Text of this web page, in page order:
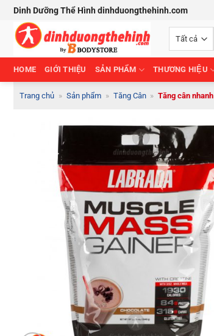
Dinh Dưỡng Thể Hình dinhduongthehinh.com
HOME GIỚI THIỆU SẢN PHẨM THƯƠNG HIỆU
Trang chủ » Sản phẩm » Tăng Cân » Tăng cân nhanh